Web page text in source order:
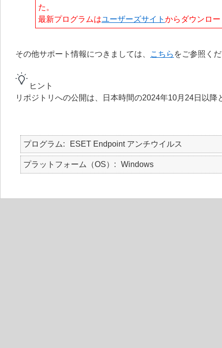
た。
最新プログラムはユーザーズサイト からダウンロ
その他サポート情報につきましては、 こちら をご参照く
ヒント
リポジトリへの公開は、日本時間の2024年10月24日以降
プログラム ESET Endpoint アンチウイルス
プラットフォーム（OS） Windows